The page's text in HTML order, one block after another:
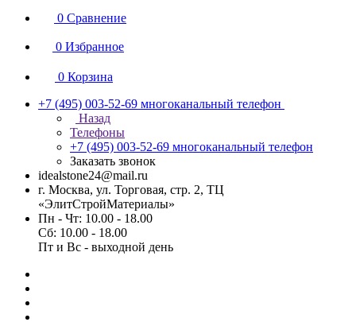
0 Сравнение
0 Избранное
0 Корзина
+7 (495) 003-52-69 многоканальный телефон
Назад
Телефоны
+7 (495) 003-52-69 многоканальный телефон
Заказать звонок
idealstone24@mail.ru
г. Москва, ул. Торговая, стр. 2, ТЦ
«ЭлитСтройМатериалы»
Пн - Чт: 10.00 - 18.00
Сб: 10.00 - 18.00
Пт и Вс - выходной день